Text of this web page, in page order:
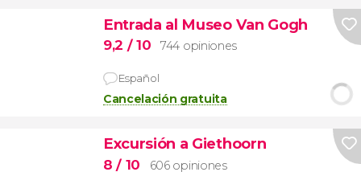
Entrada al Museo Van Gogh
9,2 / 10 744 opiniones
Español
Cancelación gratuita
Excursión a Giethoorn
8/ 10 606 opiniones